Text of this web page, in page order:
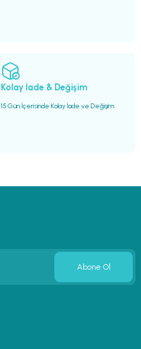
Kolay İade & Değişim
15 Gün İçerisinde Kolay İade ve Değişim
Abone Ol